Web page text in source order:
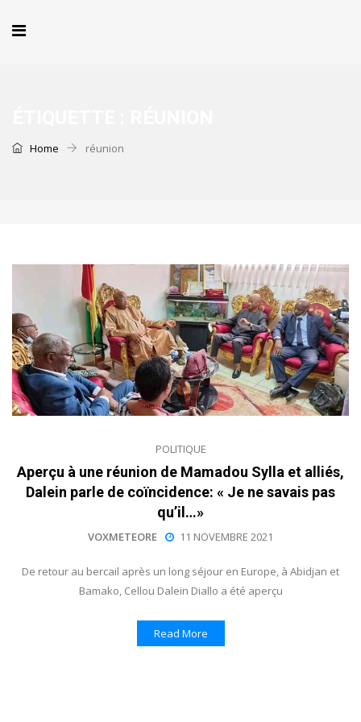
Home réunion
POLITIQUE
Aperçu à une réunion de Mamadou Sylla et alliés,
Dalein parle de coïncidence: « Je ne savais pas
qu’il…»
VOXMETEORE 11 NOVEMBRE 2021
De retour au bercail après un long séjour en Europe, à Abidjan et
Bamako, Cellou Dalein Diallo a été aperçu
Read More